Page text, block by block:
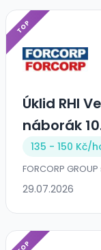
TOP
Úklid RHI
náborák
135 - 150 Kč/
FORCORP
29.07.2026